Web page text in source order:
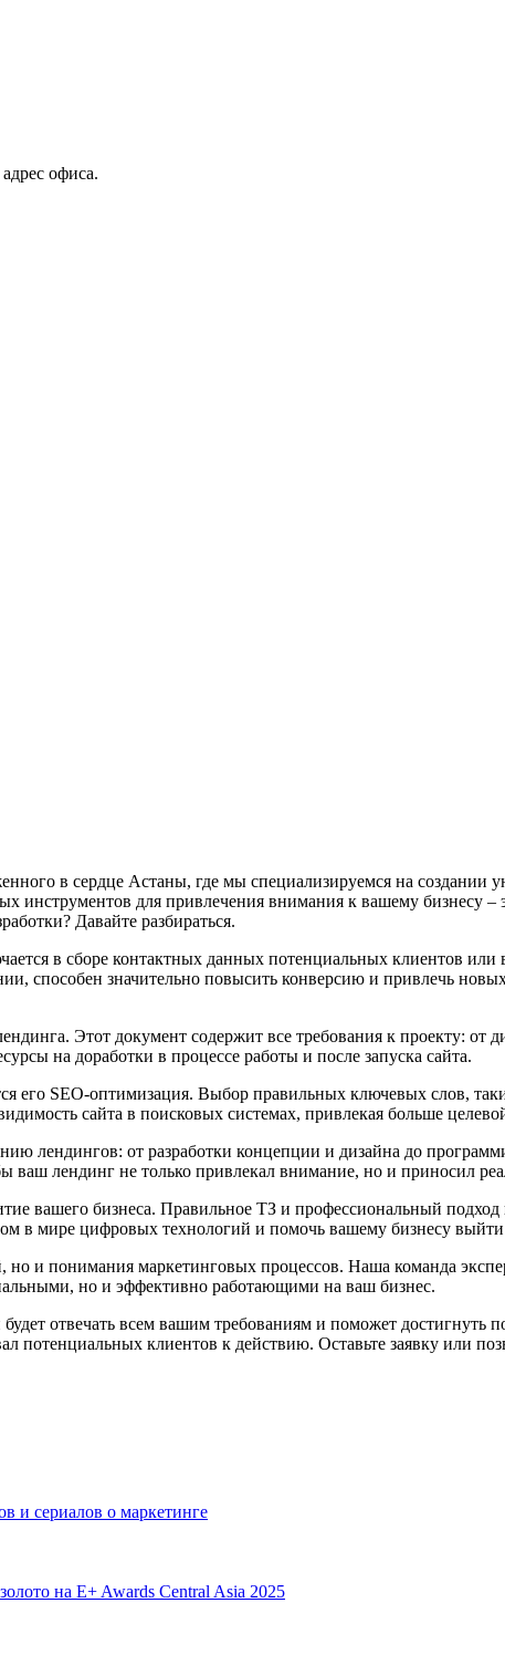
офиса.
в сердце Астаны, где мы специализируемся на
инструментов для привлечения внимания к вашему бизнесу
Давайте разбираться.
в сборе контактных данных потенциальных клиентов
способен значительно повысить конверсию и привлечь
Этот документ содержит все требования к проекту:
на доработки в процессе работы и после запуска сайта.
его SEO-оптимизация. Выбор правильных ключевых слов,
сайта в поисковых системах, привлекая больше
лендингов: от разработки концепции и дизайна до
ваш лендинг не только привлекал внимание, но и приносил
вашего бизнеса. Правильное ТЗ и профессиональный
в мире цифровых технологий и помочь вашему бизнесу
но и понимания маркетинговых процессов. Наша команда
но и эффективно работающими на ваш бизнес.
отвечать всем вашим требованиям и поможет достигнуть
потенциальных клиентов к действию. Оставьте заявку или
и сериалов о маркетинге
на E+ Awards Central Asia 2025